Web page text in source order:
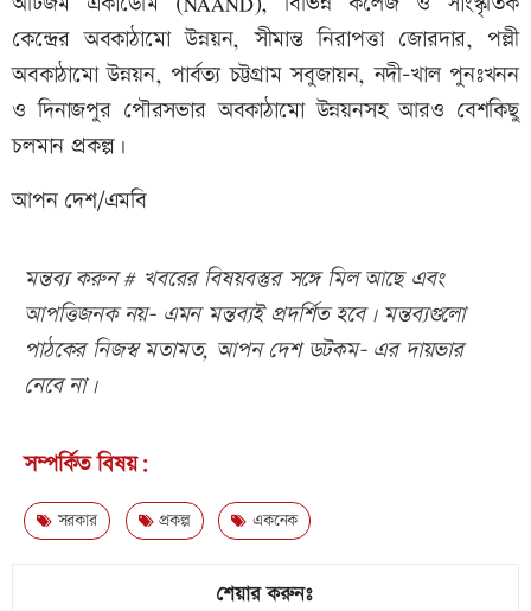
কেন্দ্রের অবকাঠামো উন্নয়ন, সীমান্ত নিরাপত্তা জোরদার, পল্লী
অবকাঠামো উন্নয়ন, পার্বত্য চট্টগ্রাম সবুজায়ন, নদী-খাল পুনঃখনন
ও দিনাজপুর পৌরসভার অবকাঠামো উন্নয়নসহ আরও বেশকিছু
চলমান প্রকল্প।
আপন দেশ/এমবি
মন্তব্য করুন # খবরের বিষয়বস্তুর সঙ্গে মিল আছে এবং
আপত্তিজনক নয়- এমন মন্তব্যই প্রদর্শিত হবে। মন্তব্যগুলো
পাঠকের নিজস্ব মতামত, আপন দেশ ডটকম- এর দায়ভার
নেবে না।
সম্পর্কিত বিষয়:
সরকার প্রকল্প একনেক
শেয়ার করুনঃ